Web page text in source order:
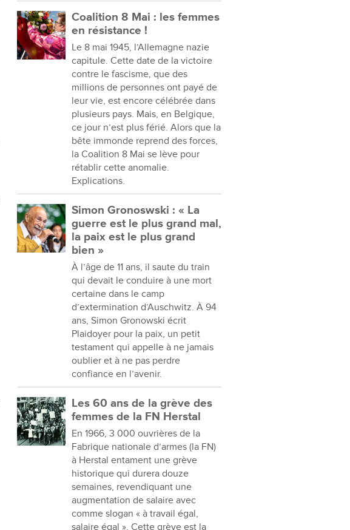
Coalition 8 Mai : les femmes
en résistance !
Le 8 mai 1945, l’Allemagne nazie
capitule. Cette date de la victoire
contre le fascisme, que des
millions de personnes ont payé de
leur vie, est encore célébrée dans
plusieurs pays. Mais, en Belgique,
ce jour n’est plus férié. Alors que la
bête immonde reprend des forces,
la Coalition 8 Mai se lève pour
rétablir cette anomalie.
Explications.
Simon Gronoswski : « La
guerre est le plus grand mal,
la paix est le plus grand
bien »
À l’âge de 11 ans, il saute du train
qui devait le conduire à une mort
certaine dans le camp
d’extermination d’Auschwitz. À 94
ans, Simon Gronowski écrit
Plaidoyer pour la paix, un petit
testament qui appelle à ne jamais
oublier et à ne pas perdre
confiance en l’avenir.
Les 60 ans de la grève des
femmes de la FN Herstal
En 1966, 3 000 ouvrières de la
Fabrique nationale d’armes (la FN)
à Herstal entament une grève
historique qui durera douze
semaines, revendiquant une
augmentation de salaire avec
comme slogan « à travail égal,
salaire égal ». Cette grève est la